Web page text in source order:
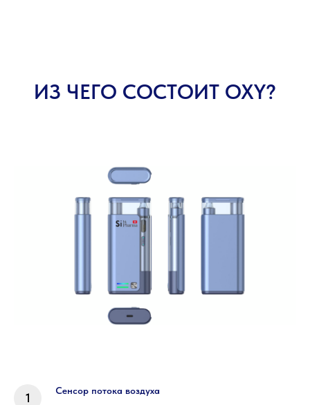
ИЗ ЧЕГО СОСТОИТ OXY?
Сенсор потока воздуха